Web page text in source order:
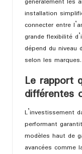
généralement les
installation
connecter entre
grande flexibilité
dépend du niveau
selon les marques.
Le rapport
différentes
L’investissement
performant
modèles haut de
avancées comme